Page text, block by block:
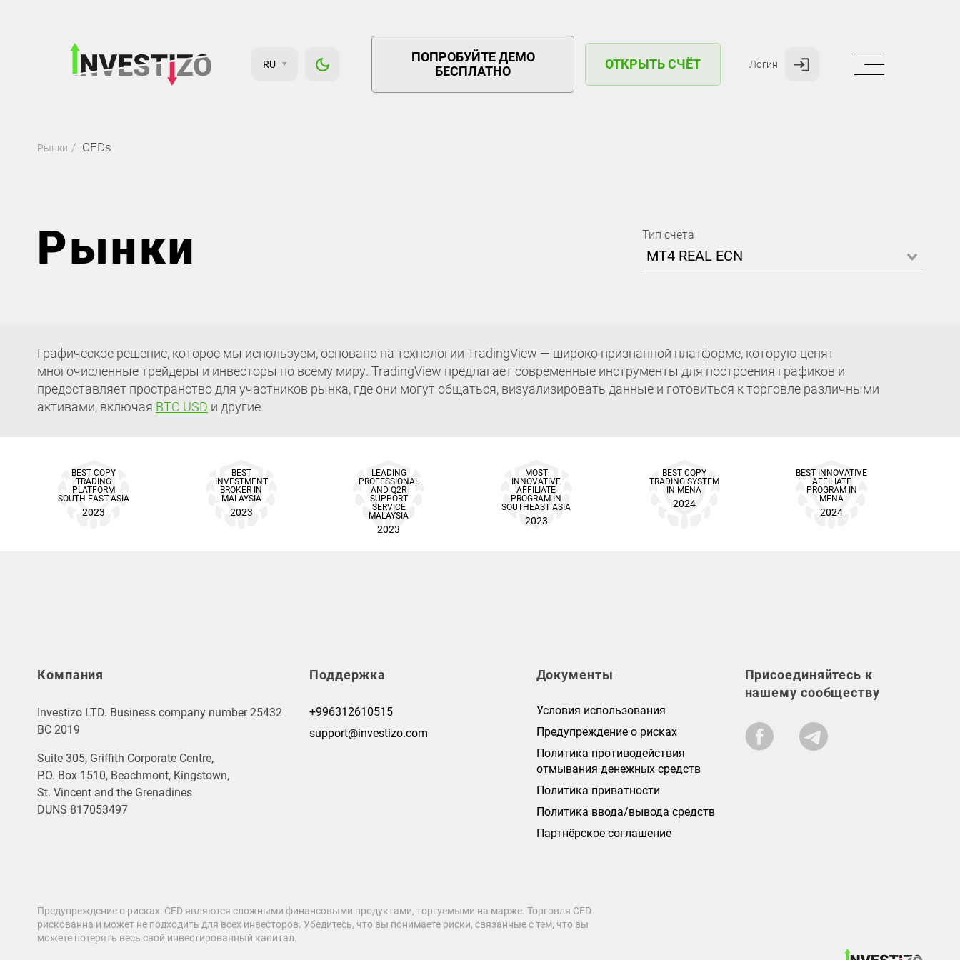
RU
ПОПРОБУЙТЕ ДЕМО
БЕСПЛАТНО
ОТКРЫТЬ СЧЁТ Логин
Рынки CFDs
Рынки Тип счёта
MT4 REAL ECN
Графическое решение, которое мы используем, основано на технологии TradingView — широко признанной платформе, которую ценят
многочисленные трейдеры и инвесторы по всему миру. TradingView предлагает современные инструменты для построения графиков и
предоставляет пространство для участников рынка, где они могут общаться, визуализировать данные и готовиться к торговле различными
активами, включая BTC USD и другие.
BEST COPY
TRADING
PLATFORM
SOUTH EAST ASIA
2023
BEST
INVESTMENT
BROKER IN
MALAYSIA
2023
LEADING
PROFESSIONAL
AND Q2R
SUPPORT
SERVICE
MALAYSIA
2023
MOST
INNOVATIVE
AFFILIATE
PROGRAM IN
SOUTHEAST ASIA
2023
BEST COPY
TRADING SYSTEM
IN MENA
2024
BEST INNOVATIVE
AFFILIATE
PROGRAM IN
MENA
2024
Компания
Investizo LTD. Business company number 25432
BC 2019
Suite 305, Griffith Corporate Centre,
P.O. Box 1510, Beachmont, Kingstown,
St. Vincent and the Grenadines
DUNS 817053497
Поддержка
+996312610515
support@investizo.com
Документы
Условия использования
Предупреждение о рисках
Политика противодействия
отмывания денежных средств
Политика приватности
Политика ввода/вывода средств
Партнёрское соглашение
Присоединяйтесь к
нашему сообществу
Предупреждение о рисках: CFD являются сложными финансовыми продуктами, торгуемыми на марже. Торговля CFD
рискованна и может не подходить для всех инвесторов. Убедитесь, что вы понимаете риски, связанные с тем, что вы
можете потерять весь свой инвестированный капитал.